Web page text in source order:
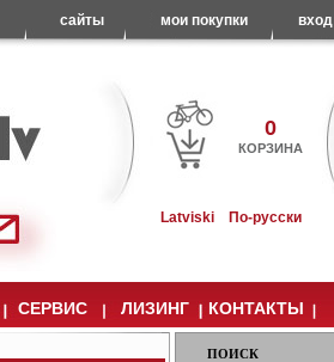
сайты мои покупки вход
0
КОРЗИНА
Latviski По-русски
СЕРВИС ЛИЗИНГ КОНТАКТЫ
ПОИСК